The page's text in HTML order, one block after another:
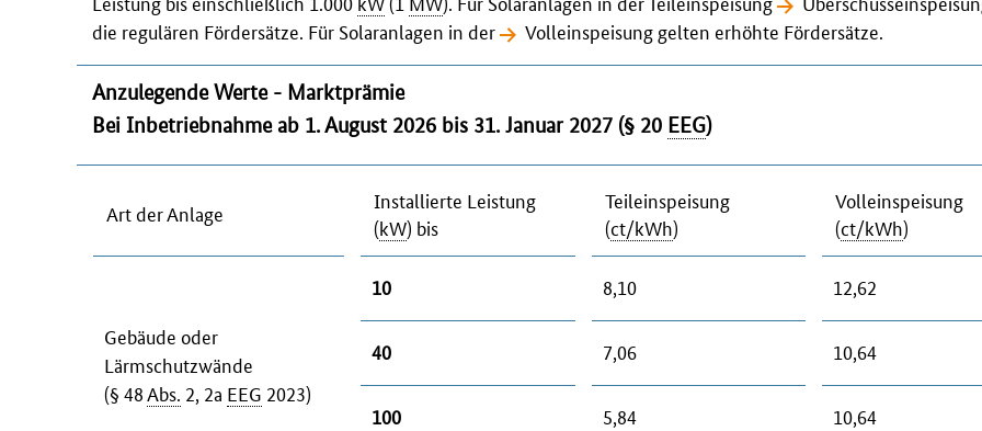
die regulären Fördersätze. Für Solaranlagen in der
Volleinspeisung gelten erhöhte Fördersätze.
Anzulegende Werte - Marktprämie
Bei Inbetriebnahme ab 1. August 2026 bis 31. Januar 2027 (§ 20 EEG)
Art der Anlage
Installierte Leistung
(kW) bis
Teileinspeisung
(ct/kWh)
Volleinspeisung
(ct/kWh)
Gebäude oder
Lärmschutzwände
(§ 48Abs. 2, 2a EEG 2023)
10 8,10 12,62
40 7,06 10,64
100 5,84 10,64